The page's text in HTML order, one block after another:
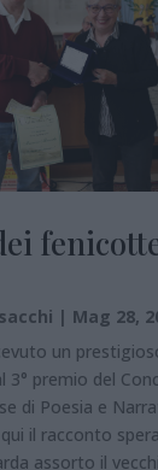
| Mag 28,
un
3° premio del
di Poesia e
il racconto
assorto il